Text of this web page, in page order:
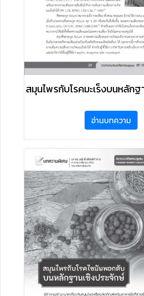
สมุนไพรกับโรคมะเร็งบนหลักฐ
อ่านบทความ